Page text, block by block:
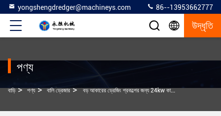
yongshengdredger@machineys.com 86--13953662777
উদ্ধৃতি
পণ্য
বাড়ি > পণ্য > বালি ড্রেজার > বড় আকারের ড্রেজিং প্রকল্পের জন্য 24kw কাটার বালি ড্রেজার YSCSD300 মডেল